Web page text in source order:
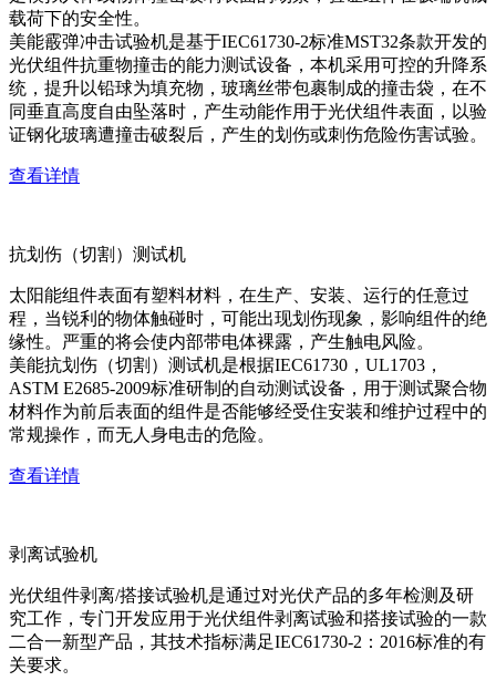
载荷下的安全性。
美能霰弹冲击试验机是基于IEC61730-2标准MST32条款开发的
光伏组件抗重物撞击的能力测试设备，本机采用可控的升降系
统，提升以铅球为填充物，玻璃丝带包裹制成的撞击袋，在不
同垂直高度自由坠落时，产生动能作用于光伏组件表面，以验
证钢化玻璃遭撞击破裂后，产生的划伤或刺伤危险伤害试验。
查看详情
抗划伤（切割）测试机
太阳能组件表面有塑料材料，在生产、安装、运行的任意过
程，当锐利的物体触碰时，可能出现划伤现象，影响组件的绝
缘性。严重的将会使内部带电体裸露，产生触电风险。
美能抗划伤（切割）测试机是根据IEC61730，UL1703，
ASTM E2685-2009标准研制的自动测试设备，用于测试聚合物
材料作为前后表面的组件是否能够经受住安装和维护过程中的
常规操作，而无人身电击的危险。
查看详情
剥离试验机
光伏组件剥离/搭接试验机是通过对光伏产品的多年检测及研
究工作，专门开发应用于光伏组件剥离试验和搭接试验的一款
二合一新型产品，其技术指标满足IEC61730-2：2016标准的有
关要求。